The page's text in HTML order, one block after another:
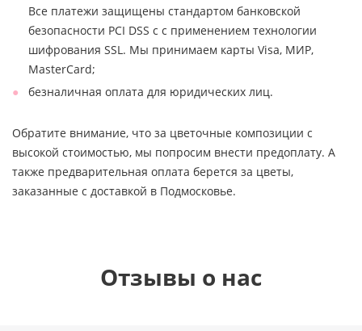
Все платежи защищены стандартом банковской
безопасности PCI DSS с с применением технологии
шифрования SSL. Мы принимаем карты Visa, МИР,
MasterCard;
безналичная оплата для юридических лиц.
Обратите внимание, что за цветочные композиции с
высокой стоимостью, мы попросим внести предоплату. А
также предварительная оплата берется за цветы,
заказанные с доставкой в Подмосковье.
Отзывы о нас